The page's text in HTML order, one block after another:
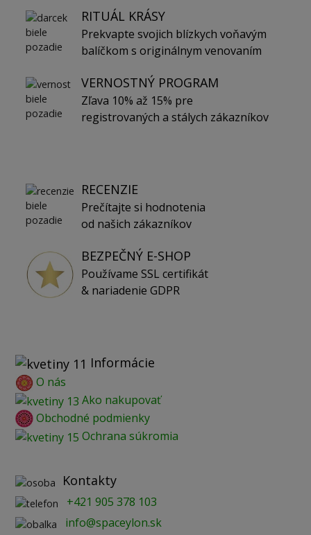
RITUÁL KRÁSY
Prekvapte svojich blízkych voňavým
balíčkom s originálnym venovaním
VERNOSTNÝ PROGRAM
Zľava 10% až 15% pre
registrovaných a stálych zákazníkov
RECENZIE
Prečítajte si hodnotenia
od našich zákazníkov
BEZPEČNÝ E-SHOP
Používame SSL certifikát
& nariadenie GDPR
Informácie
O nás
Ako nakupovať
Obchodné podmienky
Ochrana súkromia
Kontakty
+421 905 378 103
info@spaceylon.sk